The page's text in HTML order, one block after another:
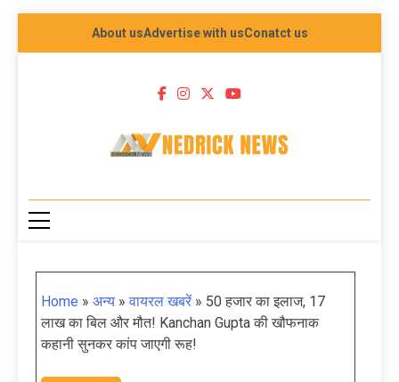
About usAdvertise with usConatct us
NEDRICK NEWS
Home » अन्य »वायरल खबरें » 50 हजार का इलाज, 17
लाख का बिल और मौत! Kanchan Gupta की खौफनाक
कहानी सुनकर कांप जाएगी रूह!